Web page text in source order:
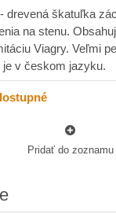
drevená škatuľka
na stenu.
Viagry. Veľmi
v českom jazyku.
Pridať do zoznamu